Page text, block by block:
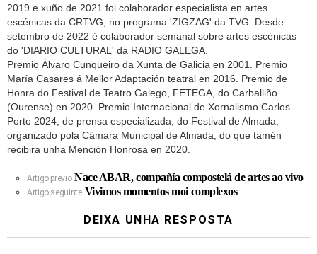
2019 e xuño de 2021 foi colaborador especialista en artes
escénicas da CRTVG, no programa 'ZIGZAG' da TVG. Desde
setembro de 2022 é colaborador semanal sobre artes escénicas
do 'DIARIO CULTURAL' da RADIO GALEGA.
Premio Álvaro Cunqueiro da Xunta de Galicia en 2001. Premio
María Casares á Mellor Adaptación teatral en 2016. Premio de
Honra do Festival de Teatro Galego, FETEGA, do Carballiño
(Ourense) en 2020. Premio Internacional de Xornalismo Carlos
Porto 2024, de prensa especializada, do Festival de Almada,
organizado pola Câmara Municipal de Almada, do que tamén
recibira unha Mención Honrosa en 2020.
Artigo previo Nace ABAR, compañía compostelá de artes ao vivo
Artigo seguinte Vivimos momentos moi complexos
DEIXA UNHA RESPOSTA